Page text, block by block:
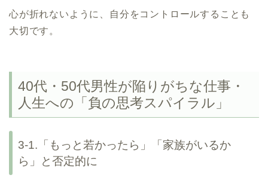
心が折れないように、自分をコントロールすることも
大切です。
40代・50代男性が陥りがちな仕事・
人生への「負の思考スパイラル」
3-1.「もっと若かったら」「家族がいるか
ら」と否定的に